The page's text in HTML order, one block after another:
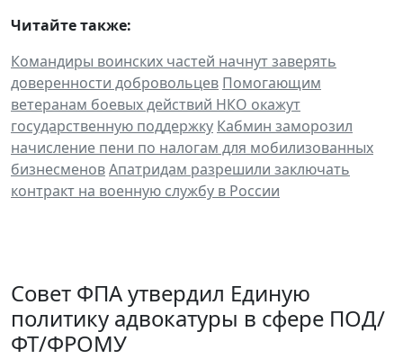
Читайте также:
Командиры воинских частей начнут заверять
доверенности добровольцев Помогающим
ветеранам боевых действий НКО окажут
государственную поддержку Кабмин заморозил
начисление пени по налогам для мобилизованных
бизнесменовАпатридам разрешили заключать
контракт на военную службу в России
Совет ФПА утвердил Единую
политику адвокатуры в сфере ПОД/
ФТ/ФРОМУ